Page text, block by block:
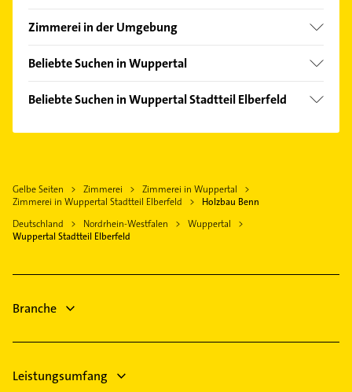
Vohwinkel
Zimmerei in der Umgebung
Remscheid
Velbert
Ratingen
Langenfeld (Rheinland)
Essen
Beliebte Suchen in Wuppertal
Schreiner
Klempner
Bauunternehmen
Elektroinstallation
Elektriker
Beliebte Suchen in Wuppertal Stadtteil Elberfeld
Fenster
Klempner
Gartenbau & Landschaftsbau
Gelbe Seiten Zimmerei
Zimmerei in Wuppertal
Zimmerei in Wuppertal Stadtteil Elberfeld
Holzbau Benn
Deutschland
Nordrhein-Westfalen
Wuppertal
Wuppertal Stadtteil Elberfeld
Branche
Leistungsumfang